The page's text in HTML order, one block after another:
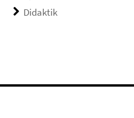
Didaktik